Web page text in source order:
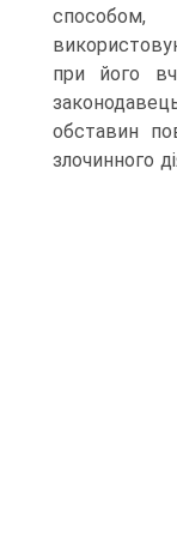
при його
обставин
злочинного